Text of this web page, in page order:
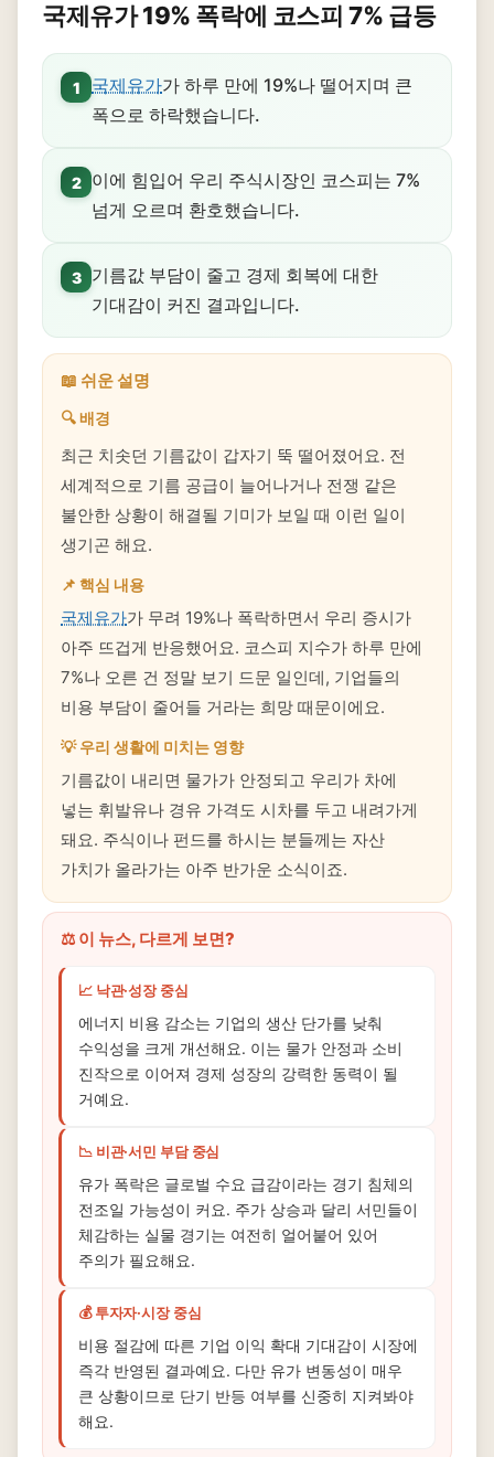
국제유가 19% 폭락에 코스피 7% 급등
1 국제유가가 하루 만에 19%나 떨어지며 큰
폭으로 하락했습니다.
2
이에 힘입어 우리 주식시장인 코스피는 7%
넘게 오르며 환호했습니다.
3
기름값 부담이 줄고 경제 회복에 대한
기대감이 커진 결과입니다.
📖 쉬운 설명
🔍 배경
최근 치솟던 기름값이 갑자기 뚝 떨어졌어요. 전
세계적으로 기름 공급이 늘어나거나 전쟁 같은
불안한 상황이 해결될 기미가 보일 때 이런 일이
생기곤 해요.
📌 핵심 내용
국제유가가 무려 19%나 폭락하면서 우리 증시가
아주 뜨겁게 반응했어요. 코스피 지수가 하루 만에
7%나 오른 건 정말 보기 드문 일인데, 기업들의
비용 부담이 줄어들 거라는 희망 때문이에요.
💡 우리 생활에 미치는 영향
기름값이 내리면 물가가 안정되고 우리가 차에
넣는 휘발유나 경유 가격도 시차를 두고 내려가게
돼요. 주식이나 펀드를 하시는 분들께는 자산
가치가 올라가는 아주 반가운 소식이죠.
⚖️ 이 뉴스, 다르게 보면?
📈 낙관·성장 중심
에너지 비용 감소는 기업의 생산 단가를 낮춰
수익성을 크게 개선해요. 이는 물가 안정과 소비
진작으로 이어져 경제 성장의 강력한 동력이 될
거예요.
📉 비관·서민 부담 중심
유가 폭락은 글로벌 수요 급감이라는 경기 침체의
전조일 가능성이 커요. 주가 상승과 달리 서민들이
체감하는 실물 경기는 여전히 얼어붙어 있어
주의가 필요해요.
💰 투자자·시장 중심
비용 절감에 따른 기업 이익 확대 기대감이 시장에
즉각 반영된 결과예요. 다만 유가 변동성이 매우
큰 상황이므로 단기 반등 여부를 신중히 지켜봐야
해요.